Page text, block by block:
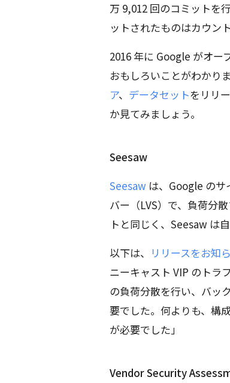
万 9,012 回のコミットを
ットされたものはカウン
2016 年に Google がオー
おもしろいことがわかり
ア、 データセットをリリ
か見てみましょう。
Seesaw
Seesaw は、Google の
バー（LVS）で、負荷分
トと同じく、Seesaw は
以下は、 リリースをお知
ニーキャスト VIP のトラ
の負荷分散を行い、バッ
要でした。何よりも、構
が必要でした」
Vendor Security